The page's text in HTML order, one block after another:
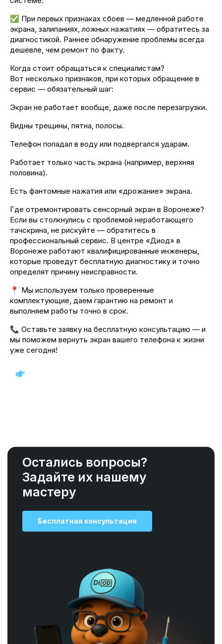
✅ При первых признаках сбоев — медленной работе
экрана, залипаниях, ложных нажатиях — обратитесь за
диагностикой. Раннее обнаружение проблемы всегда
дешевле, чем ремонт по факту.
Когда стоит обращаться к специалистам?
Вот несколько признаков, при которых обращение в
сервис — обязательный шаг:
Экран не работает вообще, даже после перезагрузки.
Видны трещины, пятна, полосы.
Телефон попадал в воду или подвергался ударам.
Работает только часть экрана (например, верхняя
половина).
Есть фантомные нажатия или «дрожание» экрана.
Где отремонтировать сенсорный экран в Воронеже?
Если вы столкнулись с проблемой неработающего
тачскрина, не рискуйте — обратитесь в
профессиональный сервис. В центре «Диод» в
Воронеже работают квалифицированные инженеры,
которые проведут бесплатную диагностику и точно
определят причину неисправности.
📍 Мы используем только проверенные
комплектующие, даем гарантию на ремонт и
выполняем работы точно в срок.
📞 Оставьте заявку на бесплатную консультацию — и
мы поможем вернуть экран вашего телефона к жизни
уже сегодня!
Остались вопросы?
Задайте их нашему
мастеру
Бесплатная консультация